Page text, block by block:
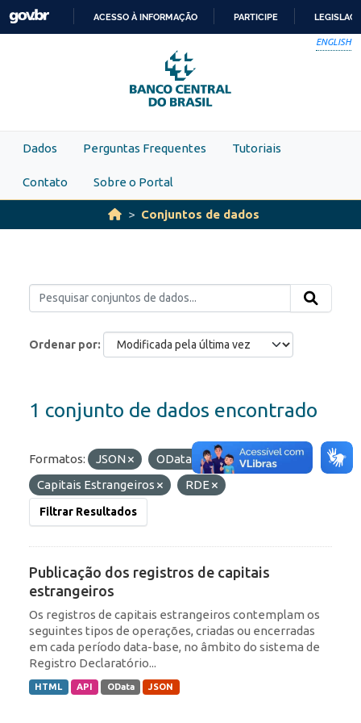
Skip to main content
PARA
O
CONTEÚDO
ACESSO À INFORMAÇÃO PARTICIPE
ENGLISH
Dados Perguntas Frequentes Tutoriais
Contato Sobre o Portal
Conjuntos de dados
Ordenar por
1 conjunto de dados encontrado
Formatos: JSON OData
Etiquetas:
Capitais Estrangeiros
RDE
Filtrar Resultados
Publicação dos registros de capitais
estrangeiros
Os registros de capitais estrangeiros contemplam os
seguintes tipos de operações, criadas ou encerradas
em cada período data-base, no âmbito do sistema de
Registro Declaratório...
HTML API OData JSON